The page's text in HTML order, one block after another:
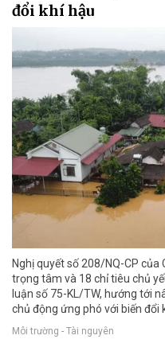
đổi khí hậu
Nghị quyết số 208/NQ-CP
trọng tâm và 18 chỉ tiêu chủ
luận số 75-KL/TW, hướng tới
chủ động ứng phó với biến đổi
Môi trường - Tài nguyên